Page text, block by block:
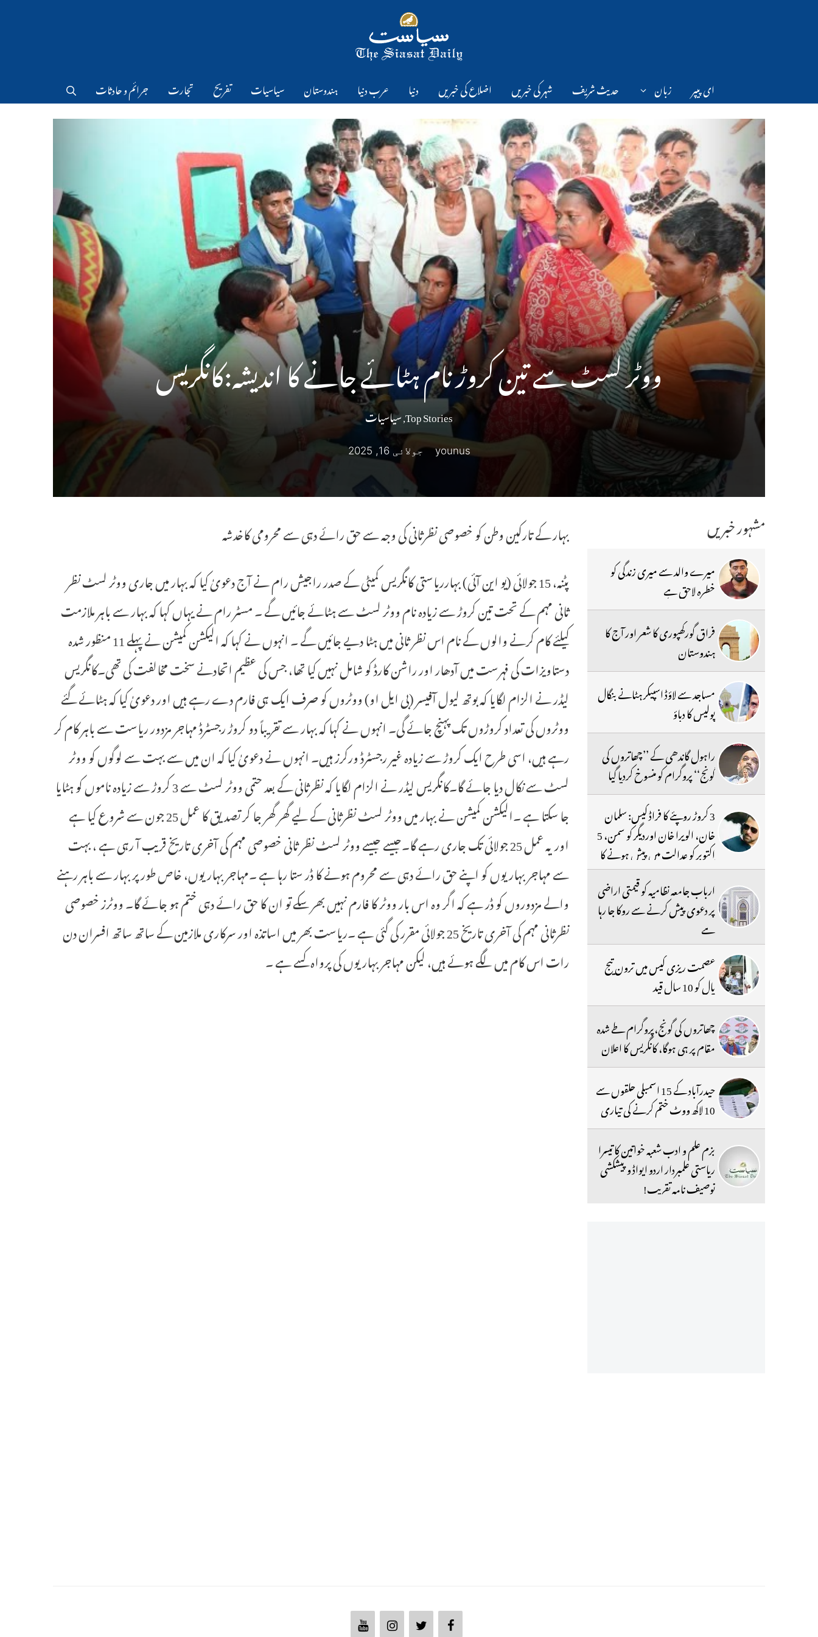
ای پیپر زبان حدیث شریف شہر کی خبریں اضلاع کی خبریں دنیا عرب دنیا ہندوستان سیاسیات تفریح تجارت جرائم و حادثات
ووٹر لسٹ سے تین کروڑ نام ہٹائے جانے کا اندیشہ:کانگریس
Top Stories
,سیاسیات
younus جولائی 16, 2025
بہار کے تارکین وطن کو خصوصی نظرثانی کی وجہ سے حق رائے دہی سے محرومی کاخدشہ
پٹنہ، 15 جولائی (یو این آئی) بہارریاستی کانگریس کمیٹی کے صدر راجیش رام نے آج دعویٰ کیا کہ بہار میں جاری ووٹر لسٹ نظر
ثانی مہم کے تحت تین کروڑ سے زیادہ نام ووٹر لسٹ سے ہٹائے جائیں گے ۔ مسٹر رام نے یہاں کہا کہ بہار سے باہر ملازمت
کیلئے کام کرنے والوں کے نام اس نظر ثانی میں ہٹا دیے جائیں گے ۔ انہوں نے کہا کہ الیکشن کمیشن نے پہلے 11 منظور شدہ
دستاویزات کی فہرست میں آدھار اور راشن کارڈ کو شامل نہیں کیا تھا، جس کی عظیم اتحادنے سخت مخالفت کی تھی۔کانگریس
لیڈر نے الزام لگایا کہ بوتھ لیول آفیسر (بی ایل او) ووٹروں کو صرف ایک ہی فارم دے رہے ہیں اور دعویٰ کیا کہ ہٹائے گئے
ووٹروں کی تعداد کروڑوں تک پہنچ جائے گی۔ انہوں نے کہا کہ بہار سے تقریباً دو کروڑ رجسٹرڈ مہاجر مزدور ریاست سے باہر کام کر
رہے ہیں، اسی طرح ایک کروڑ سے زیادہ غیر رجسٹرڈ ورکرز ہیں۔ انہوں نے دعویٰ کیا کہ ان میں سے بہت سے لوگوں کو ووٹر
لسٹ سے نکال دیا جائے گا۔کانگریس لیڈر نے الزام لگایا کہ نظرثانی کے بعد حتمی ووٹر لسٹ سے 3 کروڑ سے زیادہ ناموں کو ہٹایا
جا سکتا ہے ۔الیکشن کمیشن نے بہار میں ووٹر لسٹ نظرثانی کے لیے گھر گھر جا کر تصدیق کا عمل 25 جون سے شروع کیا ہے
اور یہ عمل 25 جولائی تک جاری رہے گا۔جیسے جیسے ووٹر لسٹ نظر ثانی خصوصی مہم کی آخری تاریخ قریب آ رہی ہے ، بہت
سے مہاجر بہاریوں کو اپنے حق رائے دہی سے محروم ہونے کا ڈر ستا رہا ہے ۔مہاجر بہاریوں، خاص طور پر بہار سے باہر رہنے
والے مزدوروں کو ڈر ہے کہ اگر وہ اس بار ووٹر کا فارم نہیں بھر سکے تو ان کا حق رائے دہی ختم ہو جائے گا۔ ووٹرز خصوصی
نظرثانی مہم کی آخری تاریخ 25 جولائی مقرر کی گئی ہے ۔ریاست بھر میں اساتذہ اور سرکاری ملازمین کے ساتھ ساتھ افسران دن
رات اس کام میں لگے ہوئے ہیں، لیکن مہاجر بہاریوں کی پرواہ کسے ہے ۔
مشہور خبریں
میرے والد سے میری زندگی کو
خطرہ لاحق ہے
فراق گورکھپوری کا شعر اور آج کا
ہندوستان
مساجد سے لاؤڈ اسپیکر ہٹانے بنگال
پولیس کا دباؤ
راہول گاندھی کے ’’چھاتروں کی
گونج‘‘ پروگرام کو منسوخ کردیا گیا
3 کروڑ روپئے کا فراڈ کیس: سلمان
خان، الویرا خان اوردیگر کو سمن، 5
اکتوبر کو عدالت میں پیش ہونے کا
حکم
ارباب جامعہ نظامیہ کو قیمتی اراضی
پر دعوی پیش کرنے سے روکا جا رہا
ہے
عصمت ریزی کیس میں ترون تیج
پال کو 10 سال قید
چھاتروں کی گونج،پروگرام طے شدہ
مقام پر ہی ہوگا، کانگریس کا اعلان
حیدرآباد کے 15 اسمبلی حلقوں سے
10 لاکھ ووٹ ختم کرنے کی تیاری
بزم علم و ادب شعبہ خواتین کا تیسرا
ریاستی علمبردار اردو ایواڈ و پیشکشی
توصیف نامہ تقریب!